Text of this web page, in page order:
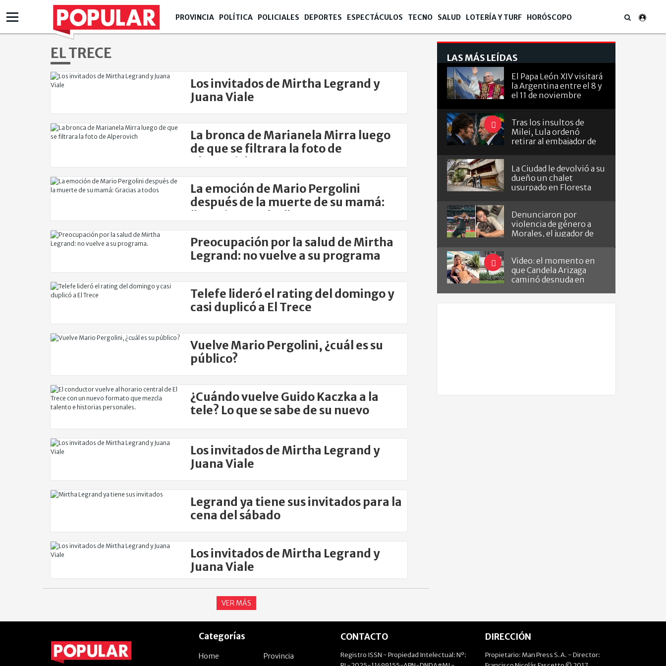
PROVINCIA POLÍTICA POLICIALES DEPORTES ESPECTÁCULOS TECNO SALUD LOTERÍA Y TURF HORÓSCOPO
EL TRECE
Los invitados de Mirtha Legrand y
Juana Viale
La bronca de Marianela Mirra luego
de que se filtrara la foto de
Alperovich
La emoción de Mario Pergolini
después de la muerte de su mamá:
"Gracias a todos"
Preocupación por la salud de Mirtha
Legrand: no vuelve a su programa
Telefe lideró el rating del domingo y
casi duplicó a El Trece
Vuelve Mario Pergolini, ¿cuál es su
público?
¿Cuándo vuelve Guido Kaczka a la
tele? Lo que se sabe de su nuevo
Los invitados de Mirtha Legrand y
Juana Viale
Legrand ya tiene sus invitados para la
cena del sábado
Los invitados de Mirtha Legrand y
Juana Viale
VER MÁS
LAS MÁS LEÍDAS
El Papa León XIV visitará
la Argentina entre el 8 y
el 11 de noviembre
Tras los insultos de
Milei, Lula ordenó
retirar al embajador de
La Ciudad le devolvió a su
dueño un chalet
usurpado en Floresta
Denunciaron por
violencia de género a
Morales, el jugador de
Video: el momento en
que Candela Arizaga
caminó desnuda en
Categorías
Home
Provincia
CONTACTO
Registro ISSN - Propiedad Intelectual: Nº:
DIRECCIÓN
Propietario: Man Press S.A. - Director: